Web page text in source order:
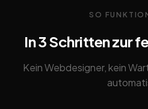
SO
In 3 Schritten zur
Kein Webdesigner, kein